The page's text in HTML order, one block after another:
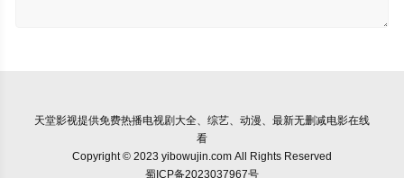
天堂影视提供免费热播电视剧大全、综艺、动漫、最新无删减电影在线
看
Copyright © 2023 yibowujin.com All Rights Reserved
蜀ICP备2023037967号